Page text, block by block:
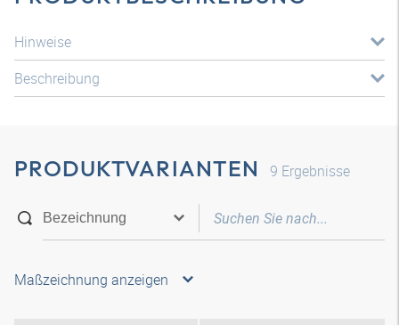
Hinweise
Beschreibung
PRODUKTVARIANTEN 9 Ergebnisse
Maßzeichnung anzeigen